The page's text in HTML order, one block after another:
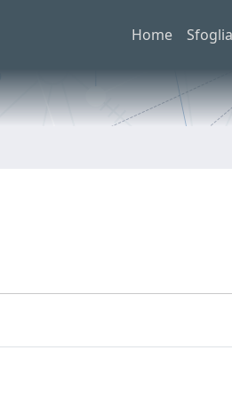
Home Sfoglia